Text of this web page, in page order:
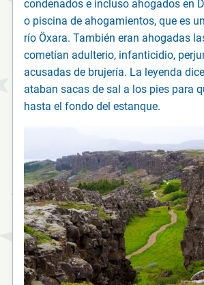
condenados e incluso ahogados en
o piscina de ahogamientos, que es
río Öxara. También eran ahogadas
cometían adulterio, infanticidio,
acusadas de brujería. La leyenda
ataban sacas de sal a los pies para
hasta el fondo del estanque.